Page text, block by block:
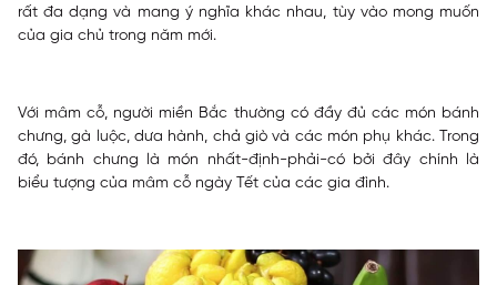
rất đa dạng và mang ý nghĩa khác nhau, tùy vào mong muốn
của gia chủ trong năm mới.
Với mâm cỗ, người miền Bắc thường có đầy đủ các món bánh
chưng, gà luộc, dưa hành, chả giò và các món phụ khác. Trong
đó, bánh chưng là món nhất-định-phải-có bởi đây chính là
biểu tượng của mâm cỗ ngày Tết của các gia đình.